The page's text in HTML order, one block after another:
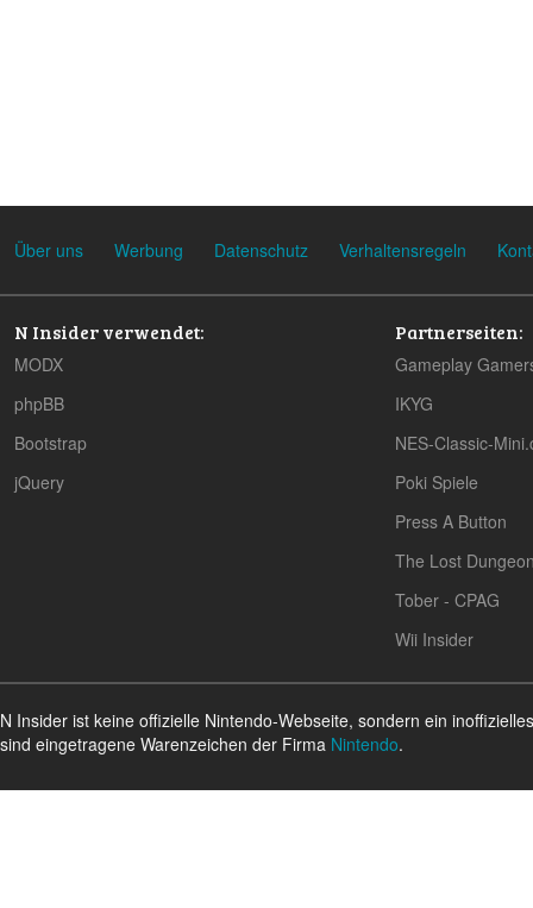
Über uns Werbung Datenschutz Verhaltensregeln
N Insider verwendet:
MODX
phpBB
Bootstrap
jQuery
Partnerseiten:
Gameplay
IKYG
NES-Classic-
Poki Spiele
Press A Button
The Lost
Tober - CPAG
Wii Insider
N Insider ist keine offizielle Nintendo-Webseite, sondern ein
sind eingetragene Warenzeichen der Firma Nintendo.